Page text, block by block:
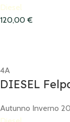
Diesel
120,00 €
4A
DIESEL
Autunno Inverno